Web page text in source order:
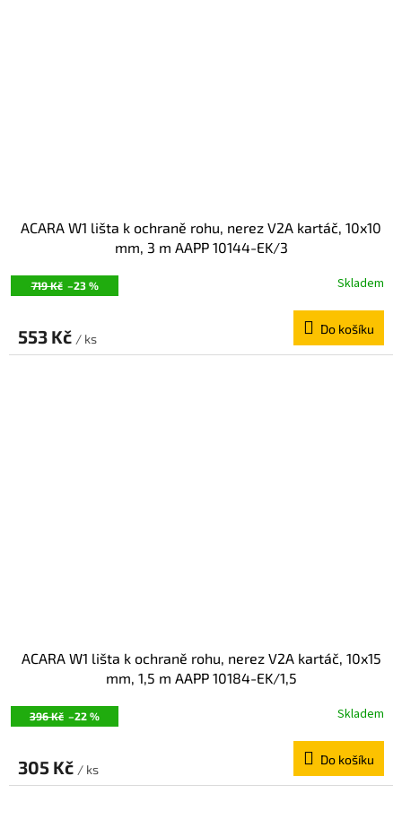
719 Kč –23 %
ACARA W1 lišta k ochraně rohu, nerez V2A kartáč, 10x10
mm, 3 m AAPP 10144-EK/3
Skladem
553 Kč / ks
Do košíku
396 Kč –22 %
ACARA W1 lišta k ochraně rohu, nerez V2A kartáč, 10x15
mm, 1,5 m AAPP 10184-EK/1,5
Skladem
305 Kč / ks
Do košíku